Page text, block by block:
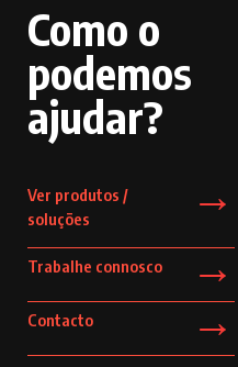
Como o
podemos
ajudar?
Ver produtos /
soluções
→
Trabalhe connosco →
Contacto →